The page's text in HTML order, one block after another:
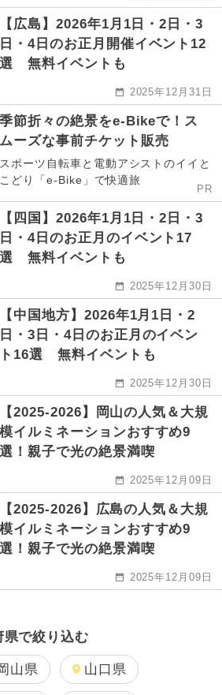
【広島】2026年1月1日・2日・3
日・4日のお正月開催イベント12
選 無料イベントも
2025年12月31日
季節折々の絶景をe-Bikeで！ス
ムーズな事前チケット販売
スポーツ自転車と電動アシストのイイと
こどり「e-Bike」で快適旅
PR
【四国】2026年1月1日・2日・3
日・4日のお正月のイベント17
選 無料イベントも
2025年12月30日
【中国地方】2026年1月1日・2
日・3日・4日のお正月のイベン
ト16選 無料イベントも
2025年12月30日
【2025-2026】岡山の人気＆大規
模イルミネーションおすすめ9
選！親子で光の絶景満喫
2025年12月09日
【2025-2026】広島の人気＆大規
模イルミネーションおすすめ9
選！親子で光の絶景満喫
2025年12月09日
で絞り込む
山県 山口県